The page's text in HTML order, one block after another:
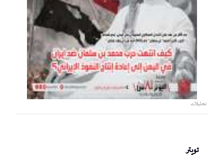
تحليلات
تويتر